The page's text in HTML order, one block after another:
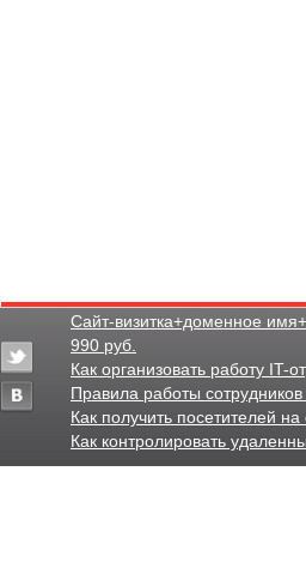
Сайт-визитка+доменное
990 руб.
Как организовать работу IT-
Правила работы
Как получить посетителей на
Как контролировать